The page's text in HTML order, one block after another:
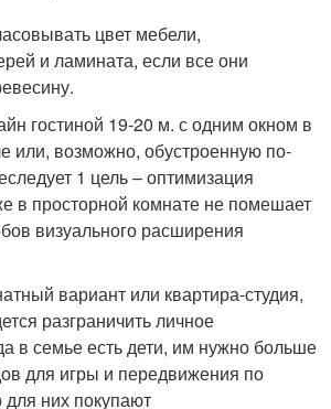
цвет мебели,
и ламината, если все они
гостиной 19-20 м. с одним окном в
или, возможно, обустроенную по-
1 цель – оптимизация
в просторной комнате не помешает
визуального расширения
вариант или квартира-студия,
разграничить личное
в семье есть дети, им нужно больше
для игры и передвижения по
них покупают